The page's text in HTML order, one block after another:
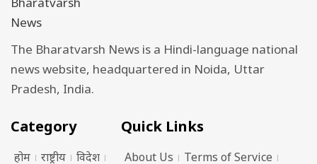
The Bharatvarsh News is a Hindi-language national
news website, headquartered in Noida, Uttar
Pradesh, India.
Category
होम राष्ट्रीय विदेश
Quick Links
About Us Terms of Service